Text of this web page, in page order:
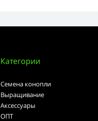
Категории
Семена конопли
Выращивание
Аксессуары
ОПТ